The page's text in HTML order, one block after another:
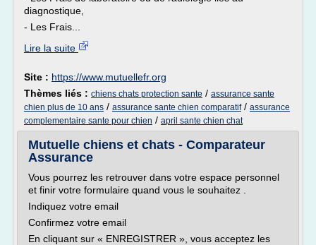
diagnostique,
- Les Frais...
Lire la suite
Site : https://www.mutuellefr.org
Thèmes liés : chiens chats protection sante / assurance sante
chien plus de 10 ans / assurance sante chien comparatif/ assurance
complementaire sante pour chien / april sante chien chat
Mutuelle chiens et chats - Comparateur
Assurance
Vous pourrez les retrouver dans votre espace personnel
et finir votre formulaire quand vous le souhaitez .
Indiquez votre email
Confirmez votre email
En cliquant sur « ENREGISTRER », vous acceptez les